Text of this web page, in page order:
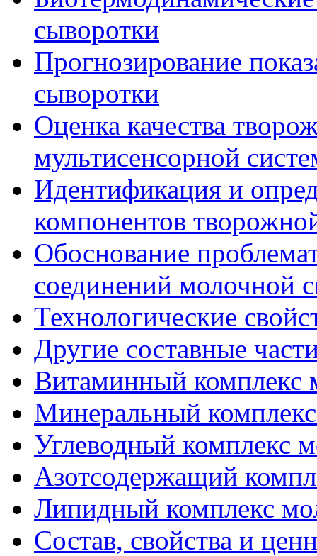
сыворотки
Прогнозирование
сыворотки
Оценка качества
мультисенсорной
Идентификация и
компонентов
Обоснование
соединений молочной
Технологические
Другие составные
Витаминный комплекс
Минеральный
Углеводный комплекс
Азотсодержащий
Липидный комплекс
Состав, свойства и